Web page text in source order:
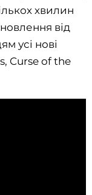
хвилин
від
усі нові
Curse of the